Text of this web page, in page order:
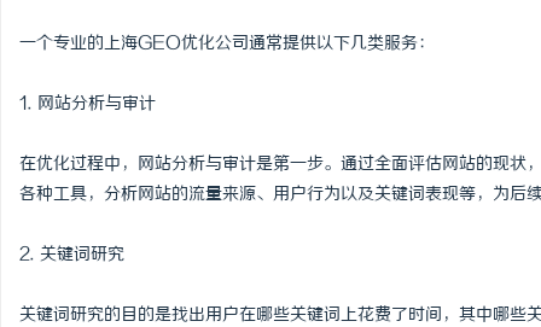
一个专业的上海GEO优化公司通常提供以下几类服务：
1. 网站分析与审计
在优化过程中，网站分析与审计是第一步。通过全面评估网站的现
各种工具，分析网站的流量来源、用户行为以及关键词表现等，为后
2. 关键词研究
关键词研究的目的是找出用户在哪些关键词上花费了时间，其中哪